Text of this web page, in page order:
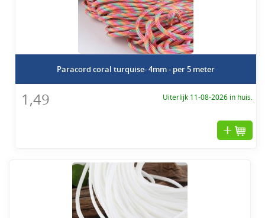
Paracord coral turquise- 4mm - per 5 meter
1,49 Uiterlijk 11-08-2026 in huis.